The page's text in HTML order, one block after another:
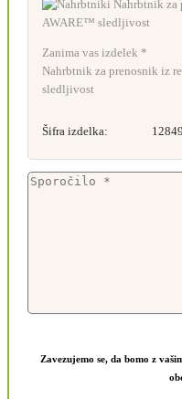
Zanima vas izdelek *
Nahrbtnik za prenosnik iz
sledljivost
Šifra izdelka:
Zavezujemo se, da bomo z